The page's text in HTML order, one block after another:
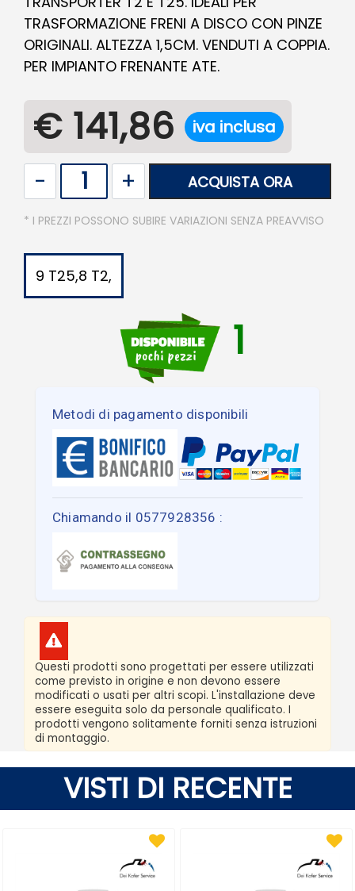
TRASFORMAZIONE FRENI A DISCO CON PINZE
ORIGINALI. ALTEZZA 1,5CM. VENDUTI A COPPIA.
PER IMPIANTO FRENANTE ATE.
€ 141,86 iva inclusa
ACQUISTA ORA
* I PREZZI POSSONO SUBIRE VARIAZIONI SENZA PREAVVISO
9 T25,8 T2,
1
Metodi di pagamento disponibili
Chiamando il 0577928356 :
Questi prodotti sono progettati per essere utilizzati
come previsto in origine e non devono essere
modificati o usati per altri scopi. L'installazione deve
essere eseguita solo da personale qualificato. I
prodotti vengono solitamente forniti senza istruzioni
di montaggio.
VISTI DI RECENTE